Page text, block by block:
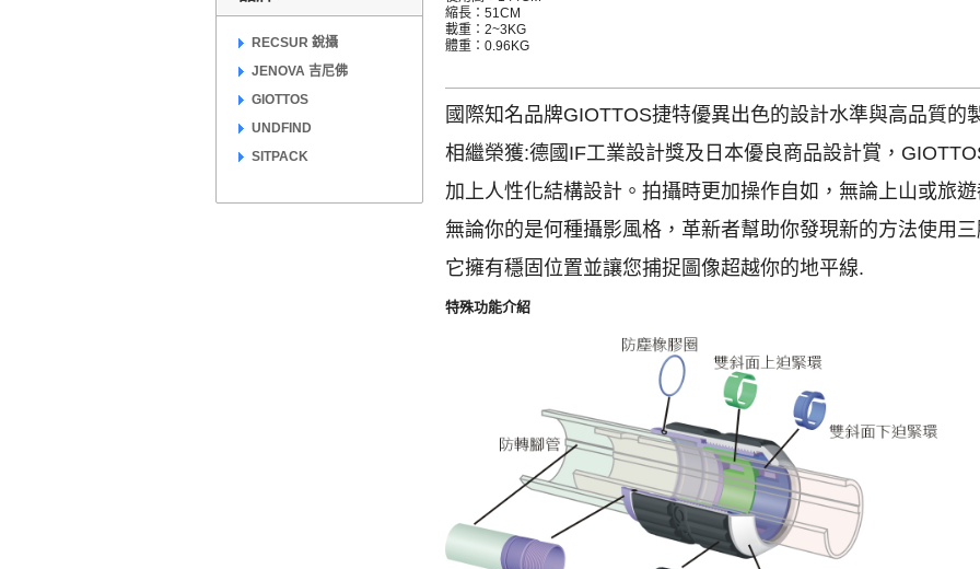
RECSUR 銳攝
JENOVA 吉尼佛
GIOTTOS
UNDFIND
SITPACK
縮長：51CM
載重：2~3KG
體重：0.96KG
國際知名品牌GIOTTOS捷特優異出色的設計水準與高品質的
相繼榮獲:德國IF工業設計獎及日本優良商品設計賞，
加上人性化結構設計。拍攝時更加操作自如，無論上山或旅遊
無論你的是何種攝影風格，革新者幫助你發現新的方法使用三
它擁有穩固位置並讓您捕捉圖像超越你的地平線.
特殊功能介紹